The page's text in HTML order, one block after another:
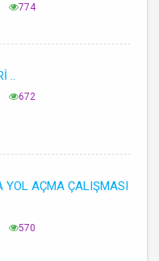
774
..
672
YOL AÇMA ÇALIŞMASI
570